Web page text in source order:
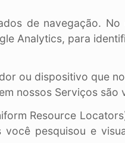
de navegação.
Analytics, para
ou dispositivo que
nossos Serviços são
Resource
pesquisou e